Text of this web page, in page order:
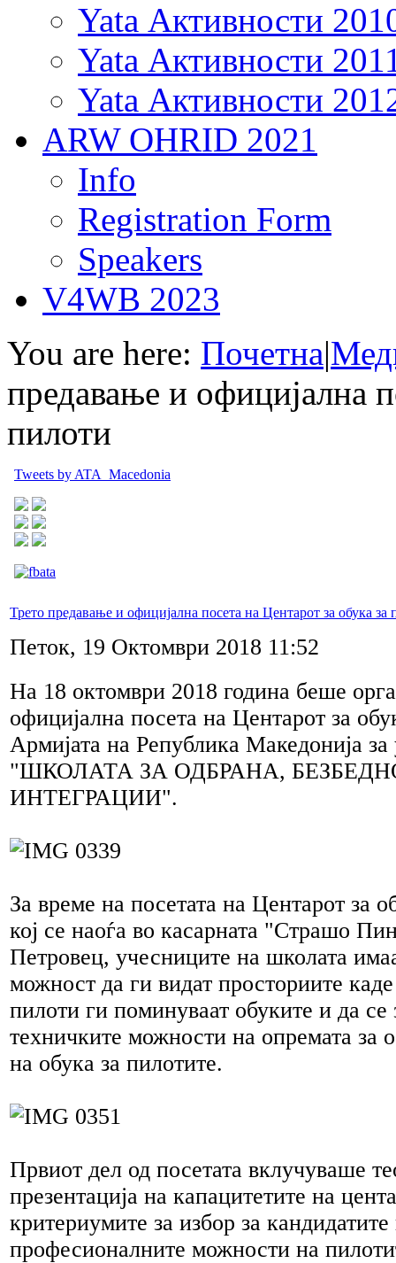
Yata Активности
Yata Активности
Yata Активности
ARW OHRID 2021
Info
Registration Form
Speakers
V4WB 2023
You are here: Почетна|
предавање и официјална
пилоти
Tweets by ATA_Macedonia
Трето предавање и официјална посета на Центарот за обука за
Петок, 19 Октомври 2018 11:52
На 18 октомври 2018 година беше
официјална посета на Центарот за
Армијата на Република Македонија
"ШКОЛАТА ЗА ОДБРАНА,
ИНТЕГРАЦИИ".
За време на посетата на Центарот за
кој се наоѓа во касарната "Страшо
Петровец, учесниците на школата
можност да ги видат просториите
пилоти ги поминуваат обуките и да се
техничките можности на опремата за
на обука за пилотите.
Првиот дел од посетата вклучуваше
презентација на капацитетите на
критериумите за избор за кандидатите
професионалните можности на